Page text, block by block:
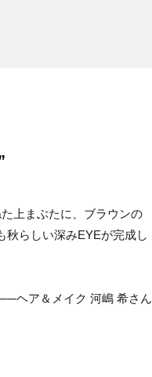
上まぶたに、ブラウンの
秋らしい深みEYEが完成し
──ヘア＆メイク 河嶋 希さん